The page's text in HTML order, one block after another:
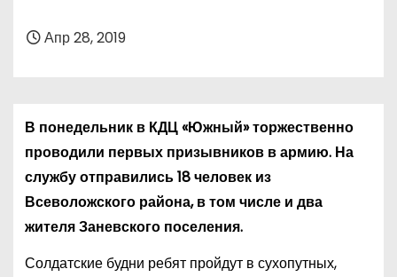
Апр 28, 2019
В понедельник в КДЦ «Южный» торжественно
проводили первых призывников в армию. На
службу отправились 18 человек из
Всеволожского района, в том числе и два
жителя Заневского поселения.
Солдатские будни ребят пройдут в сухопутных,